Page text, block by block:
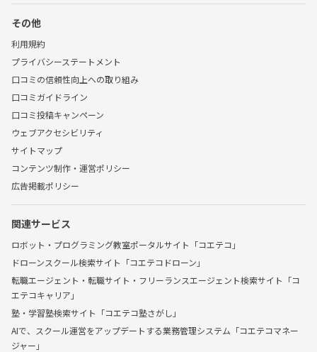
その他
利用規約
プライバシーステートメント
口コミの信頼性向上への取り組み
口コミガイドライン
口コミ投稿キャンペーン
ウェブアクセシビリティ
サイトマップ
コンテンツ制作・運営ポリシー
広告掲載ポリシー
関連サービス
ロボット・プログラミング教室ポータルサイト「コエテコ」
ドローンスクール検索サイト「コエテコドローン」
転職エージェント・転職サイト・フリーランスエージェント検索サイト「コ
エテコキャリア」
塾・学習塾検索サイト「コエテコ塾さがし」
AIで、スクール運営をアップデートする業務管理システム「コエテコマネー
ジャー」